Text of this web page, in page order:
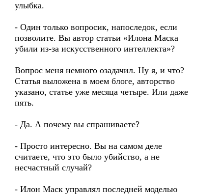
улыбка.
- Один только вопросик, напоследок, если
позволите. Вы автор статьи «Илона Маска
убили из-за искусственного интеллекта»?
Вопрос меня немного озадачил. Ну я, и что?
Статья выложена в моем блоге, авторство
указано, статье уже месяца четыре. Или даже
пять.
- Да. А почему вы спрашиваете?
- Просто интересно. Вы на самом деле
считаете, что это было убийство, а не
несчастный случай?
- Илон Маск управлял последней моделью